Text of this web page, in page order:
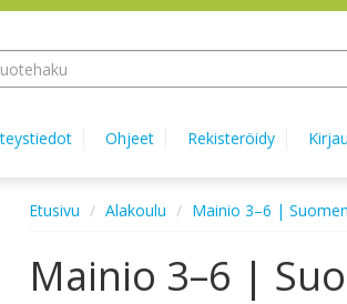
Ohjeet Rekisteröidy
Etusivu Alakoulu Mainio 3–6 |
Mainio 3–6 |